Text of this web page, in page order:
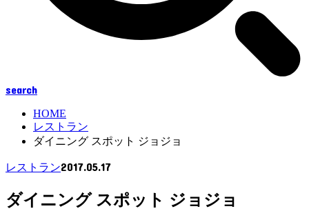
search
HOME
レストラン
ダイニング スポット ジョジョ
レストラン2017.05.17
ダイニング スポット ジョジョ